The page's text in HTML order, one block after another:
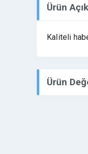
Ürün
Kaliteli
Ürün